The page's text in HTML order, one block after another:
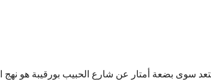
سوى بضعة أمتار عن شارع الحبيب بورقيبة هو